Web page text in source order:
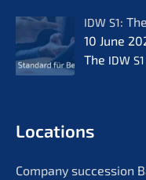
IDW S1:
10 June
The IDW S1
Locati­ons
Compa­ny succes­si­on